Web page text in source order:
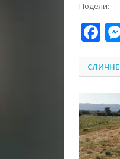
Подели: